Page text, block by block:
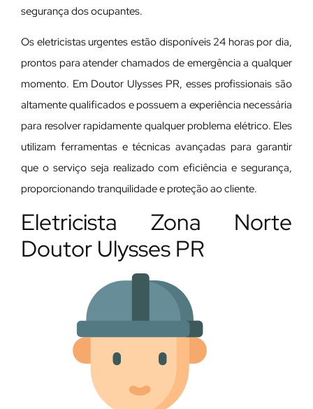
segurança dos ocupantes.
Os eletricistas urgentes estão disponíveis 24 horas por dia,
prontos para atender chamados de emergência a qualquer
momento. Em Doutor Ulysses PR, esses profissionais são
altamente qualificados e possuem a experiência necessária
para resolver rapidamente qualquer problema elétrico. Eles
utilizam ferramentas e técnicas avançadas para garantir
que o serviço seja realizado com eficiência e segurança,
proporcionando tranquilidade e proteção ao cliente.
Eletricista Zona Norte
Doutor Ulysses PR